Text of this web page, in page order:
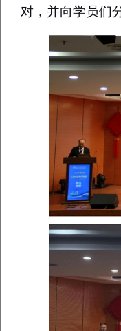
对 ，并向学员们